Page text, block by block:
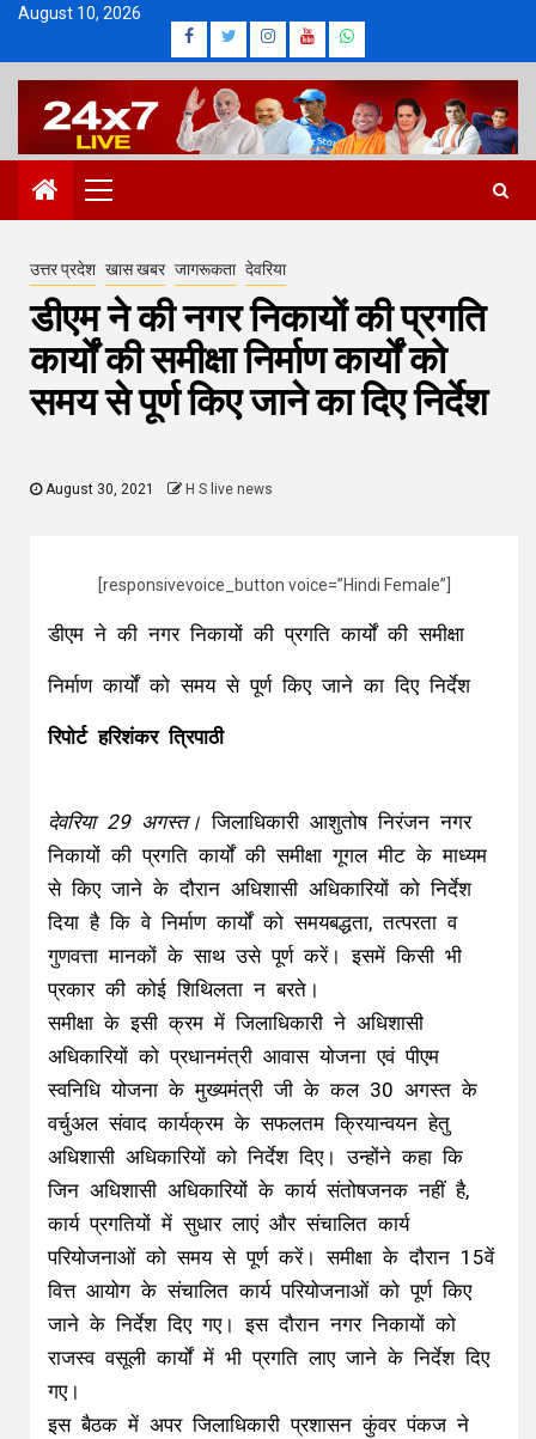
Skip
content
August 10, 2026
Facebook
Twitter
Instagram
Youtube
Whatsapp
Primary
Menu
उत्तर प्रदेश खास खबर जागरूकता देवरिया
डीएम ने की नगर निकायों की प्रगति
कार्यों की समीक्षा निर्माण कार्यों को
समय से पूर्ण किए जाने का दिए निर्देश
August 30, 2021 H S live news
[responsivevoice_button voice=”Hindi Female”]
डीएम ने की नगर निकायों की प्रगति कार्यों की समीक्षा
निर्माण कार्यों को समय से पूर्ण किए जाने का दिए निर्देश
रिपोर्ट हरिशंकर त्रिपाठी
देवरिया 29 अगस्त। जिलाधिकारी आशुतोष निरंजन नगर
निकायों की प्रगति कार्यों की समीक्षा गूगल मीट के माध्यम
से किए जाने के दौरान अधिशासी अधिकारियों को निर्देश
दिया है कि वे निर्माण कार्यों को समयबद्धता, तत्परता व
गुणवत्ता मानकों के साथ उसे पूर्ण करें। इसमें किसी भी
प्रकार की कोई शिथिलता न बरते।
समीक्षा के इसी क्रम में जिलाधिकारी ने अधिशासी
अधिकारियों को प्रधानमंत्री आवास योजना एवं पीएम
स्वनिधि योजना के मुख्यमंत्री जी के कल 30 अगस्त के
वर्चुअल संवाद कार्यक्रम के सफलतम क्रियान्वयन हेतु
अधिशासी अधिकारियों को निर्देश दिए। उन्होंने कहा कि
जिन अधिशासी अधिकारियों के कार्य संतोषजनक नहीं है,
कार्य प्रगतियों में सुधार लाएं और संचालित कार्य
परियोजनाओं को समय से पूर्ण करें। समीक्षा के दौरान 15वें
वित्त आयोग के संचालित कार्य परियोजनाओं को पूर्ण किए
जाने के निर्देश दिए गए। इस दौरान नगर निकायों को
राजस्व वसूली कार्यों में भी प्रगति लाए जाने के निर्देश दिए
गए।
इस बैठक में अपर जिलाधिकारी प्रशासन कुंवर पंकज ने